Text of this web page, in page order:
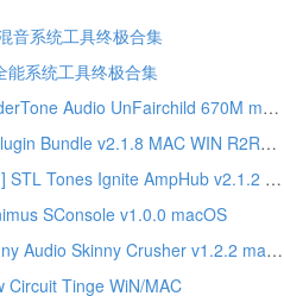
音系统工具终极合集
能系统工具终极合集
[经典 Vari-Mu 压缩器复刻] UnderTone Audio UnFairchild 670M mkII v1.0.8 WiN/MAC – BUBBiX
混音插件套装 ToneBoosters Plugin Bundle v2.1.8 MAC WIN R2R版本
[全能吉他/贝斯箱体效果器平台] STL Tones Ignite AmpHub v2.1.2 2026.07 WiN – ItUsed
SConsole v1.0.0 macOS
[经典 EDM 降比特失真器] Skinny Audio Skinny Crusher v1.2.2 macOS – GUISEPPE
Circuit Tinge WiN/MAC